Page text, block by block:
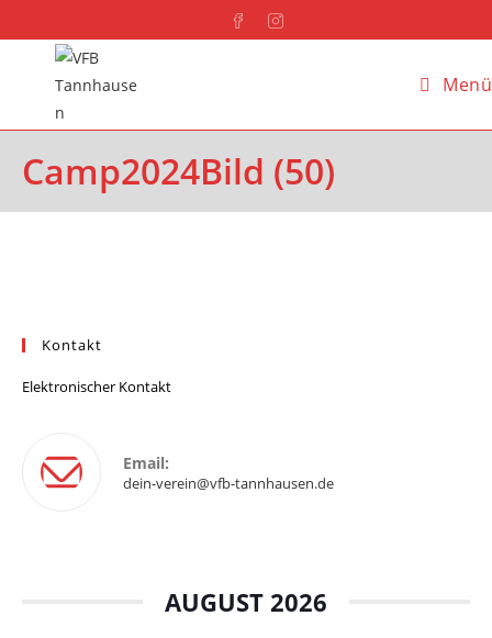
Menü
Camp2024Bild (50)
Kontakt
Elektronischer Kontakt
Email:
dein-verein@vfb-tannhausen.de
AUGUST 2026